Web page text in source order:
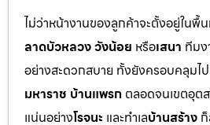
ไม่ว่าหน้างานของลูกค้าจะตั้งอยู่ในพื้
ลาดบัวหลวง วังน้อย หรือเสนา ทีมง
อย่างสะดวกสบาย ทั้งยังครอบคลุมไ
มหาราช บ้านแพรก ตลอดจนเขตอุต
แน่นอย่างโรจนะ และทำเลบ้านสร้าง